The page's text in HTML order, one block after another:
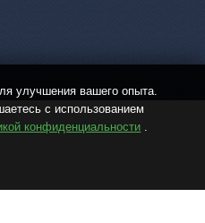
улучшения вашего опыта.
с использованием
конфиденциальности .